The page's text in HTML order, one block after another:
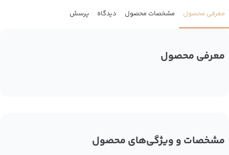
معرفی محصول مشخصات محصول دیدگاه پرسش
معرفی محصول
مشخصات و ویژگی‌های محصول